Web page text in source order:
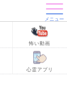
メニュー
怖い動画
心霊アプリ